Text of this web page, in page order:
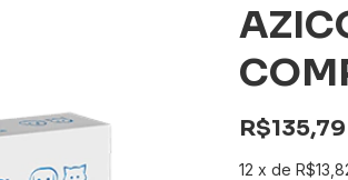
R$135,79
12 x de